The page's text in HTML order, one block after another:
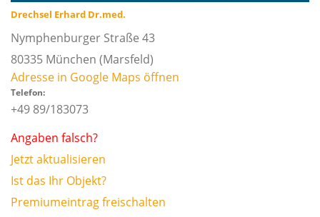
Drechsel Erhard Dr.med.
Nymphenburger Straße 43
80335 München (Marsfeld)
Adresse in Google Maps öffnen
Telefon:
+49 89/183073
Angaben falsch?
Jetzt aktualisieren
Ist das Ihr Objekt?
Premiumeintrag freischalten